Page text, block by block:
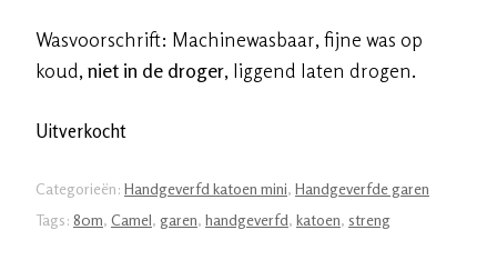
Wasvoorschrift: Machinewasbaar, fijne was op
koud, niet in de droger, liggend laten drogen.
Uitverkocht
Categorieën: Handgeverfd katoen mini, Handgeverfde garen
Tags: 80m, Camel, garen, handgeverfd, katoen, streng